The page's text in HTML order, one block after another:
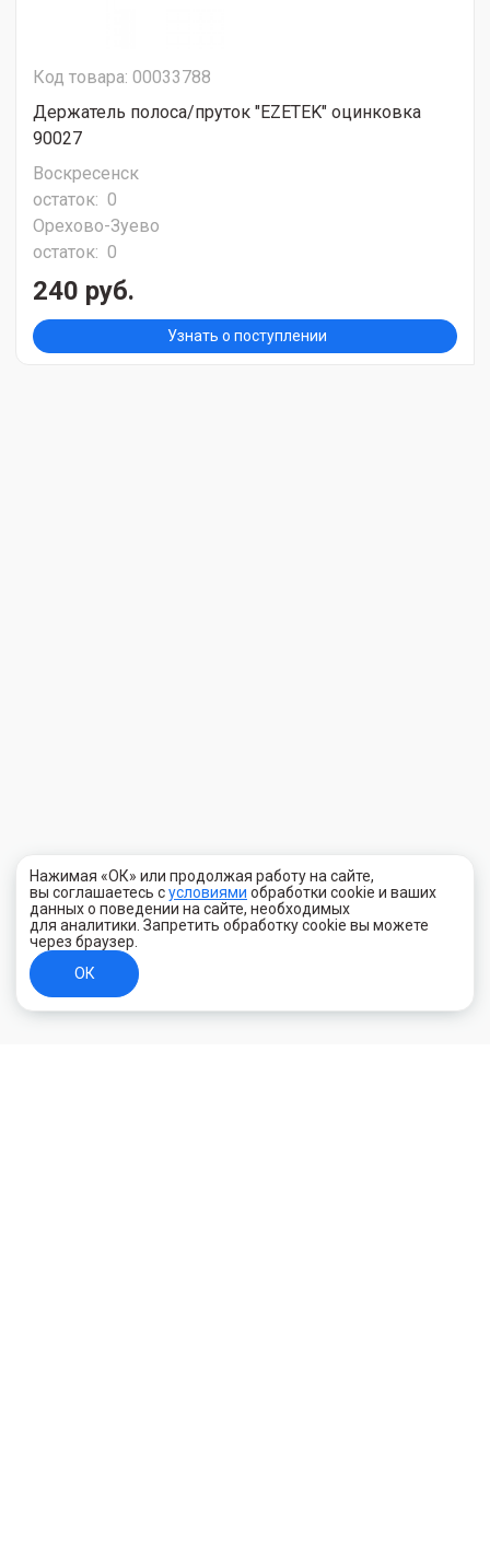
Код товара: 00033788
Держатель полоса/пруток "EZETEK" оцинковка
90027
Воскресенск
остаток: 0
Орехово-Зуево
остаток: 0
240 руб.
Узнать о поступлении
Нажимая «ОК» или продолжая работу на сайте,
вы соглашаетесь сусловиями обработки cookie и ваших
данных о поведении на сайте, необходимых
для аналитики. Запретить обработку cookie вы можете
через браузер.
ОК